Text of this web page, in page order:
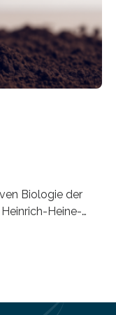
denn…
Biologie der
Heine-
auf
für Forschung,